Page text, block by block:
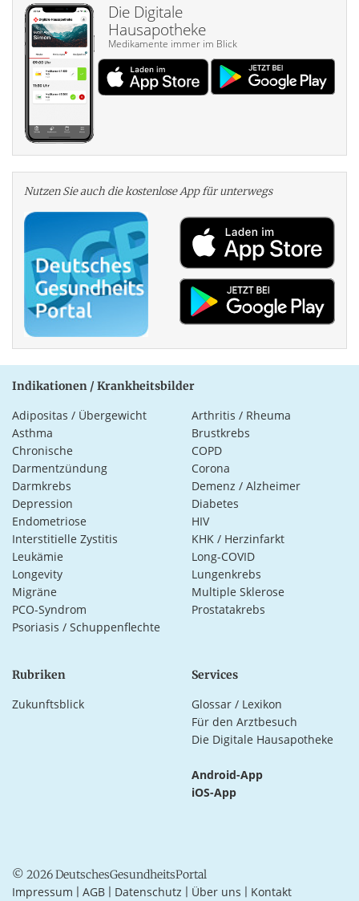
Die Digitale
Hausapotheke
Medikamente immer im Blick
Nutzen Sie auch die kosten­lose App für unterwegs
Indikationen / Krankheitsbilder
Adipositas / Übergewicht
Arthritis / Rheuma
Asthma
Brustkrebs
Chronische
Darmentzündung
COPD
Corona
Darmkrebs
Demenz / Alzheimer
Depression
Diabetes
Endometriose
HIV
Interstitielle Zystitis
KHK / Herzinfarkt
Leukämie
Long-COVID
Longevity
Lungenkrebs
Migräne
Multiple Sklerose
PCO-Syndrom
Prostatakrebs
Psoriasis / Schuppenflechte
Rubriken
Zukunftsblick
Services
Glossar / Lexikon
Für den Arztbesuch
Die Digitale Hausapotheke
Android-App
iOS-App
© 2026 DeutschesGesundheitsPortal
Impressum AGB Datenschutz Über uns Kontakt